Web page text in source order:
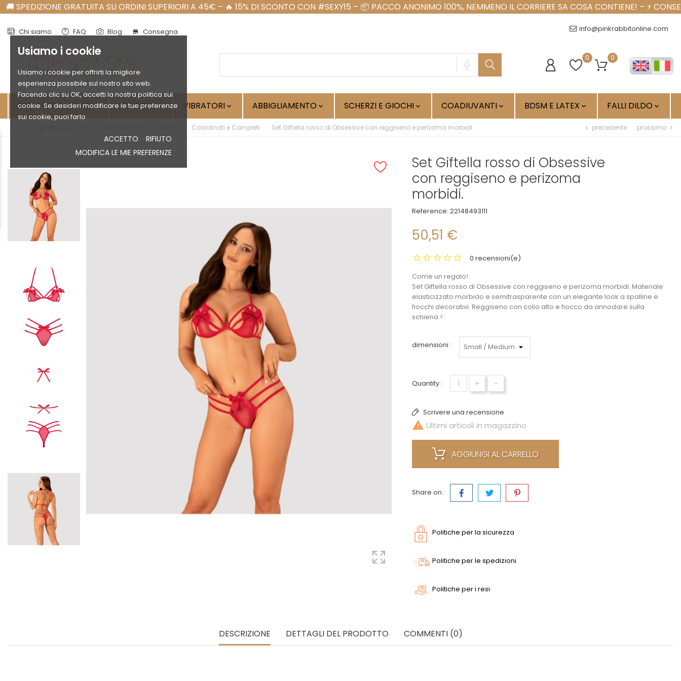
Usiamo i cookie
Usiamo i cookie per offrirti la migliore
esperienza possibile sul nostro sito web.
Facendo clic su OK, accetti la nostra politica sui
cookie. Se desideri modificare le tue preferenze
sui cookie, puoi farlo
ACCETTO
RIFIUTO
MODIFICA LE MIE PREFERENZE
Chi siamo FAQ Blog store Consegna info@pinkrabbitonline.com
0 0
PINKRABBITONLINE SEX TOYS VIBRATORI  ABBIGLIAMENTO  SCHERZI E GIOCHI  COADIUVANTI  BDSM E LATEX  FALLI DILDO 
Coordinati e Completi Set Giftella rosso di Obsessive con reggiseno e perizoma morbidi. chevron_left precedente prossimo chevron_right
Set Giftella rosso di Obsessive
con reggiseno e perizoma
morbidi.
Reference: 22148493111
50,51 €
0 recensioni(e)
Come un regalo!
Set Giftella rosso di Obsessive con reggiseno e perizoma morbidi. Materiale
elasticizzato morbido e semitrasparente con un elegante look a spalline e
fiocchi decorativi. Reggiseno con collo alto e fiocco da annodare sulla
schiena.<
dimensioni :
Quantity : + -
Scrivere una recensione
 Ultimi articoli in magazzino
AGGIUNGI AL CARRELLO
Share on :
Politiche per la sicurezza
Politiche per le spedizioni
Politiche per i resi
DESCRIZIONE DETTAGLI DEL PRODOTTO COMMENTI (0)